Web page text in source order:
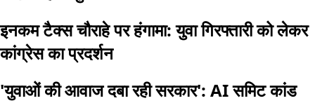
इनकम टैक्स चौराहे पर हंगामा: युवा गिरफ्तारी को लेकर
कांग्रेस का प्रदर्शन
'युवाओं की आवाज दबा रही सरकार': AI समिट कांड